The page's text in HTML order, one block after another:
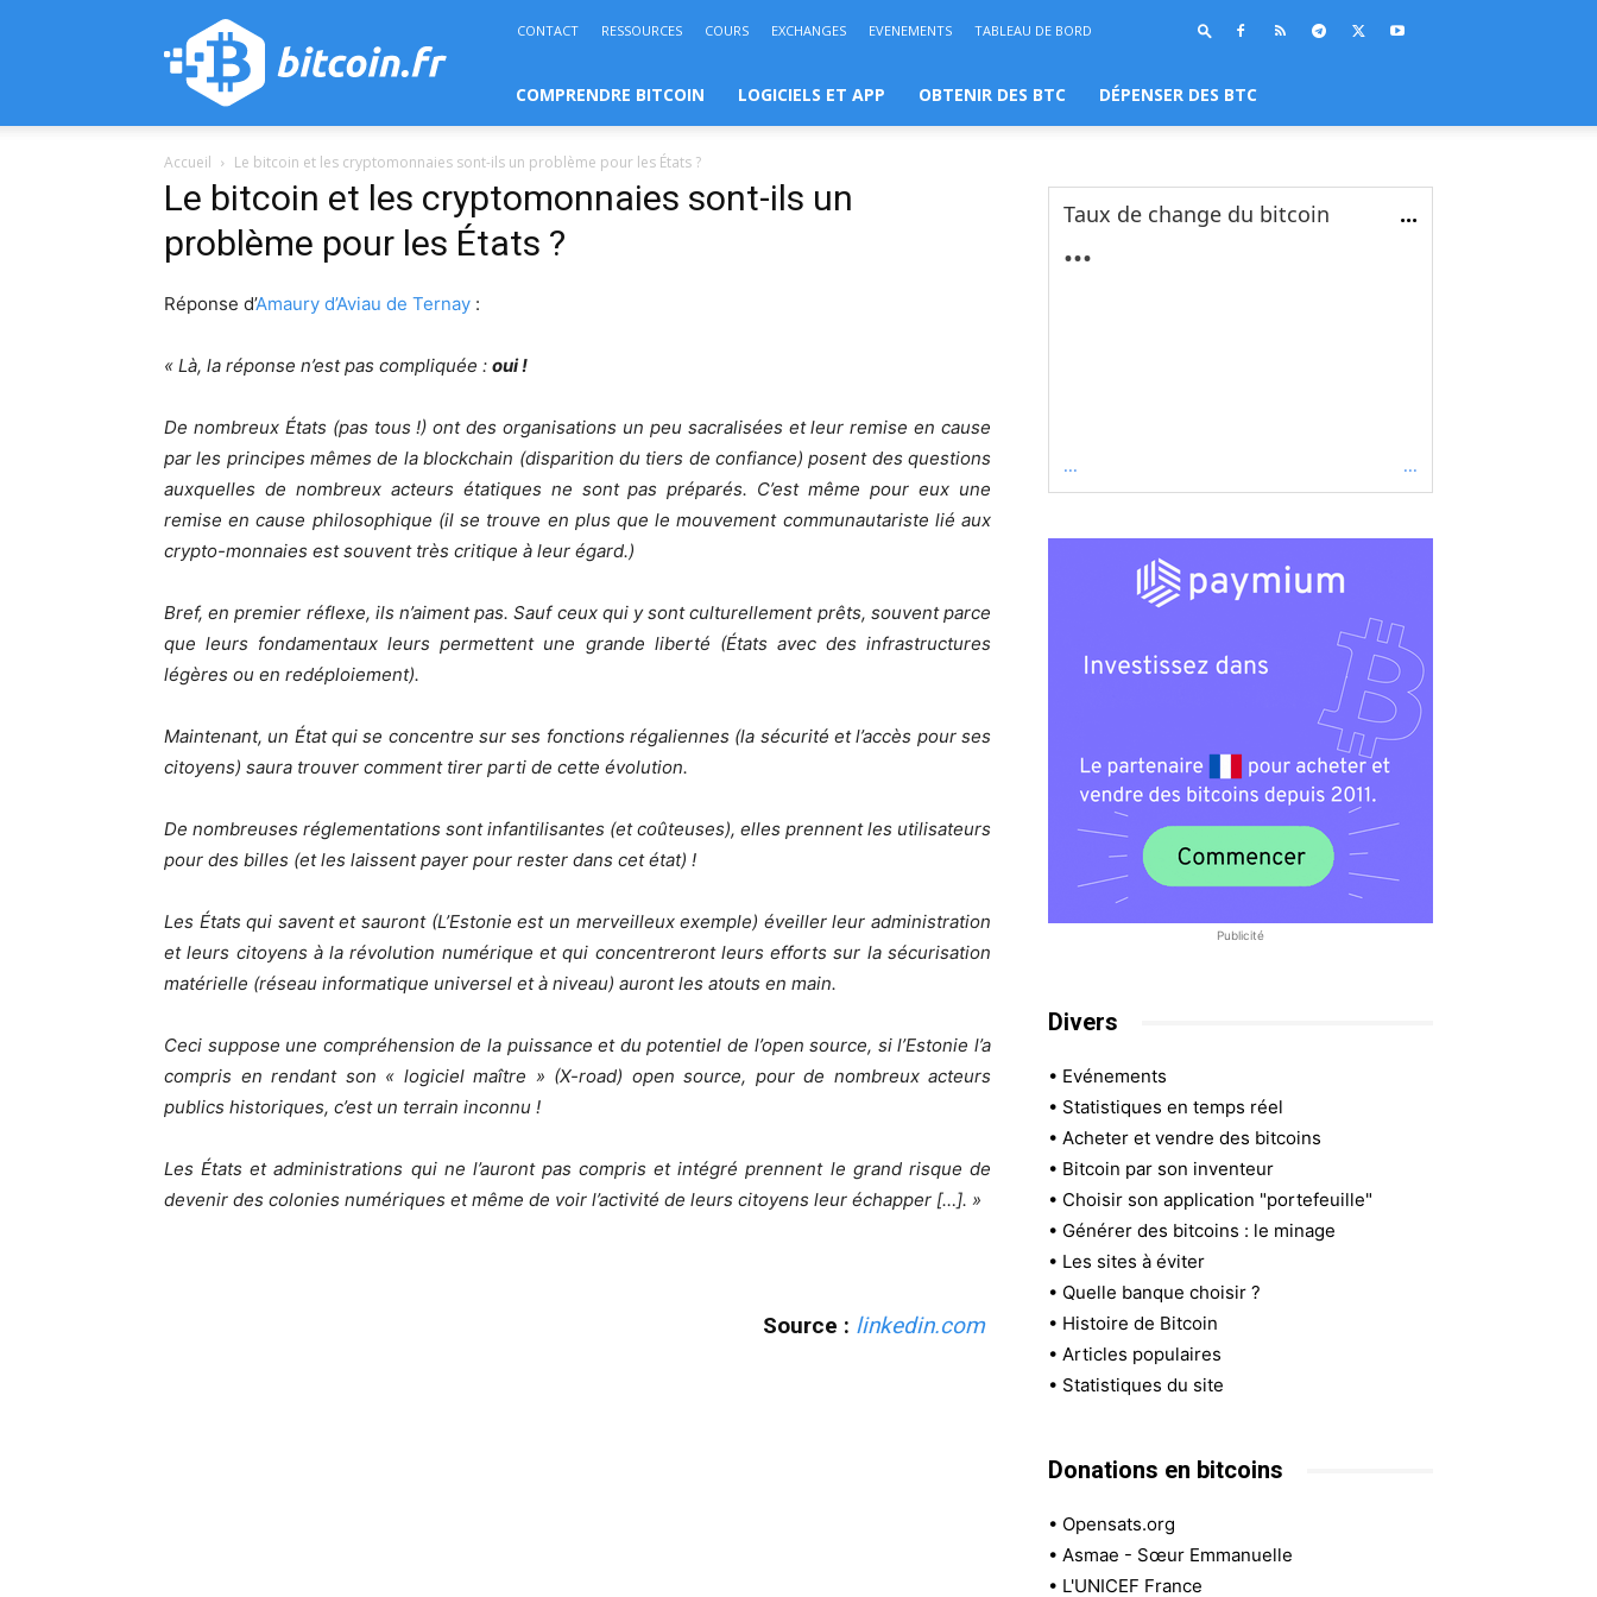
bitcoin.fr
CONTACT RESSOURCES COURS EXCHANGES EVENEMENTS TABLEAU DE BORD
COMPRENDRE BITCOIN LOGICIELS ET APP OBTENIR DES BTC DÉPENSER DES BTC
Accueil Le bitcoin et les cryptomonnaies sont-ils un problème pour les États ?
Le bitcoin et les cryptomonnaies sont-ils un
problème pour les États ?
Réponse d’Amaury d’Aviau de Ternay :
« Là, la réponse n’est pas compliquée : oui !
De nombreux États (pas tous !) ont des organisations un peu sacralisées et leur remise en cause
par les principes mêmes de la blockchain (disparition du tiers de confiance) posent des questions
auxquelles de nombreux acteurs étatiques ne sont pas préparés. C’est même pour eux une
remise en cause philosophique (il se trouve en plus que le mouvement communautariste lié aux
crypto-monnaies est souvent très critique à leur égard.)
Bref, en premier réflexe, ils n’aiment pas. Sauf ceux qui y sont culturellement prêts, souvent parce
que leurs fondamentaux leurs permettent une grande liberté (États avec des infrastructures
légères ou en redéploiement).
Maintenant, un État qui se concentre sur ses fonctions régaliennes (la sécurité et l’accès pour ses
citoyens) saura trouver comment tirer parti de cette évolution.
De nombreuses réglementations sont infantilisantes (et coûteuses), elles prennent les utilisateurs
pour des billes (et les laissent payer pour rester dans cet état) !
Les États qui savent et sauront (L’Estonie est un merveilleux exemple) éveiller leur administration
et leurs citoyens à la révolution numérique et qui concentreront leurs efforts sur la sécurisation
matérielle (réseau informatique universel et à niveau) auront les atouts en main.
Ceci suppose une compréhension de la puissance et du potentiel de l’open source, si l’Estonie l’a
compris en rendant son « logiciel maître » (X-road) open source, pour de nombreux acteurs
publics historiques, c’est un terrain inconnu !
Les États et administrations qui ne l’auront pas compris et intégré prennent le grand risque de
devenir des colonies numériques et même de voir l’activité de leurs citoyens leur échapper […]. »
Source : linkedin.com
Taux de change du bitcoin ...
...
... ...
Publicité
Divers
• Evénements
• Statistiques en temps réel
• Acheter et vendre des bitcoins
• Bitcoin par son inventeur
• Choisir son application "portefeuille"
• Générer des bitcoins : le minage
• Les sites à éviter
• Quelle banque choisir ?
• Histoire de Bitcoin
• Articles populaires
• Statistiques du site
Donations en bitcoins
• Opensats.org
• Asmae - Sœur Emmanuelle
• L'UNICEF France